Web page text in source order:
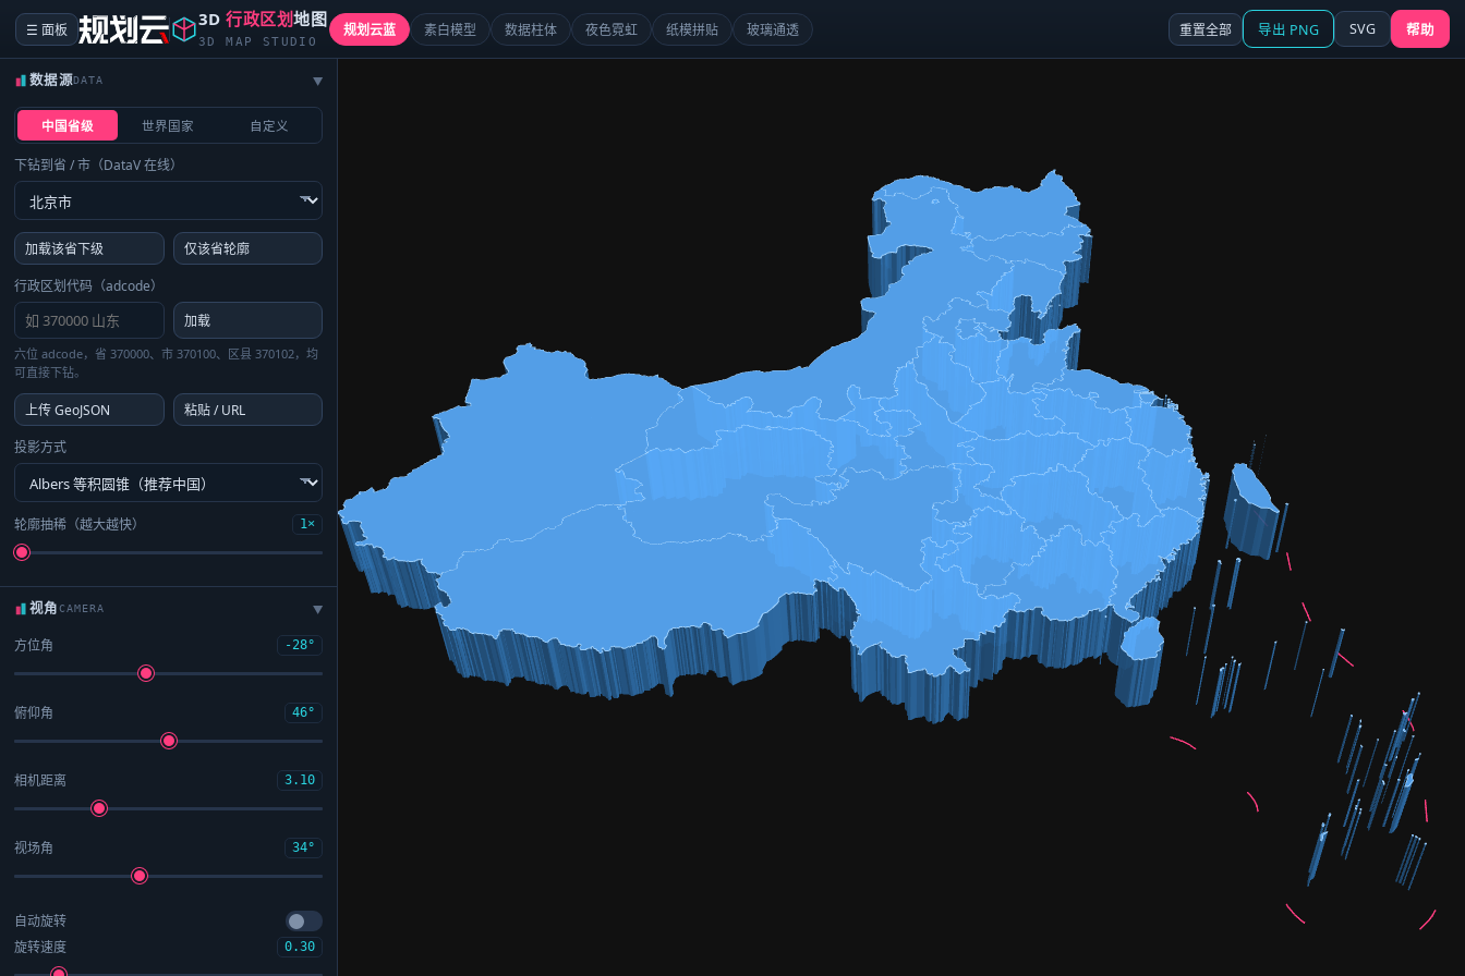
☰ 面板 3D行政区划地图
3D MAP STUDIO
规划云蓝 素白模型 数据柱体 夜色霓虹 纸模拼贴 玻璃通透 重置全部 导出 PNG SVG 帮助
数据源DATA ▶
中国省级 世界国家 自定义
下钻到省 / 市（DataV 在线）
加载该省下级
仅该省轮廓
行政区划代码（adcode）
加载
六位 adcode，省 370000、市 370100、区县 370102，均
可直接下钻。
上传 GeoJSON
粘贴 / URL
投影方式
轮廓抽稀（越大越快） 1×
视角CAMERA ▶
方位角 -28°
俯仰角 46°
相机距离 3.10
视场角 34°
自动旋转
旋转速度
0.30